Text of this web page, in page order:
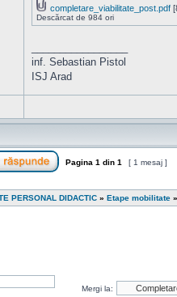
completare_viabilitate_post.pdf
Descărcat de 984 ori
inf. Sebastian Pistol
ISJ Arad
Pagina 1 din 1 [ 1 mesaj ]
PERSONAL DIDACTIC » Etape mobilitate »
Mergi la: